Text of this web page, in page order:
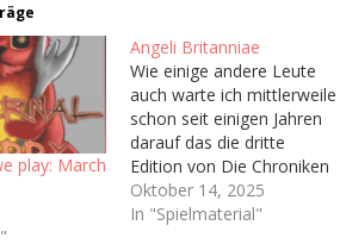
play: March
Angeli Britanniae
Wie einige andere Leute
auch warte ich mittlerweile
schon seit einigen Jahren
darauf das die dritte
Edition von Die Chroniken
der Engel (Vulgo: Engel),
welche ja irgendwann bald
Oktober 14, 2025
In "Spielmaterial"